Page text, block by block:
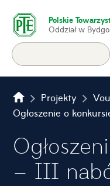
Polskie
Oddział w
Projekty
Ogłoszenie o
– III